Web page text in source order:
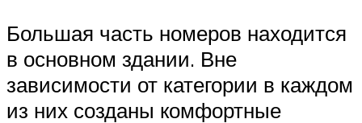
Большая часть номеров находится
в основном здании. Вне
зависимости от категории в каждом
из них созданы комфортные